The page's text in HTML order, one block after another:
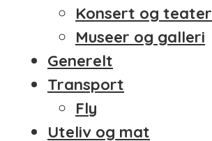
Konsert og teater
Museer og galleri
Generelt
Transport
Fly
Uteliv og mat